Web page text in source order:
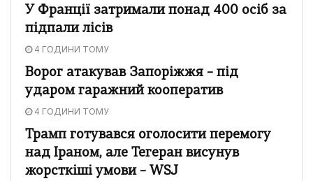
У Франції затримали понад 400 осіб за
підпали лісів
4 ГОДИНИ ТОМУ
Ворог атакував Запоріжжя – під
ударом гаражний кооператив
4 ГОДИНИ ТОМУ
Трамп готувався оголосити перемогу
над Іраном, але Тегеран висунув
жорсткіші умови – WSJ